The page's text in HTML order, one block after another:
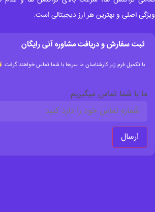
اصلی و بهترین هر ارز دیجیتالی است.
ثبت سفارش و دریافت مشاوره آنی رایگان
با تکمیل فرم زیر کارشناسان ما سریعا با شما تماس خواهند گرفت
ما با شما تماس میگیریم
ارسال